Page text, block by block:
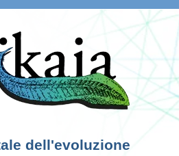
dell'evoluzione